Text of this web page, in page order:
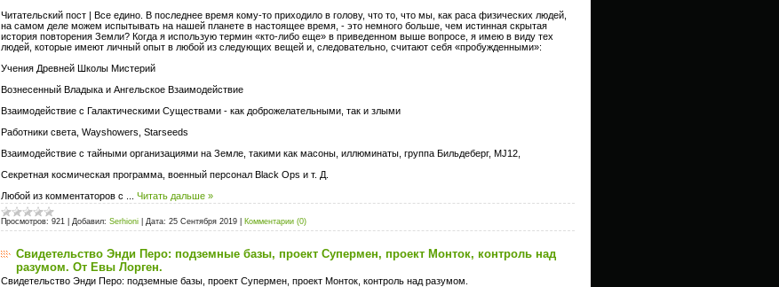
Читательский пост | Все едино. В последнее время кому-то приходило в голову, что то, что мы, как раса физических людей,
на самом деле можем испытывать на нашей планете в настоящее время, - это немного больше, чем истинная скрытая
история повторения Земли? Когда я использую термин «кто-либо еще» в приведенном выше вопросе, я имею в виду тех
людей, которые имеют личный опыт в любой из следующих вещей и, следовательно, считают себя «пробужденными»:
Учения Древней Школы Мистерий
Вознесенный Владыка и Ангельское Взаимодействие
Взаимодействие с Галактическими Существами - как доброжелательными, так и злыми
Работники света, Wayshowers, Starseeds
Взаимодействие с тайными организациями на Земле, такими как масоны, иллюминаты, группа Бильдеберг, MJ12,
Секретная космическая программа, военный персонал Black Ops и т. Д.
Любой из комментаторов с
Читать дальше »
Просмотров: 921 Добавил: Serhioni Дата: 25 Сентября 2019 Комментарии (0)
Свидетельство Энди Перо: подземные базы, проект Супермен, проект Монток, контроль над
разумом. От Евы Лорген.
Свидетельство Энди Перо: подземные базы, проект Супермен, проект Монток, контроль над разумом.